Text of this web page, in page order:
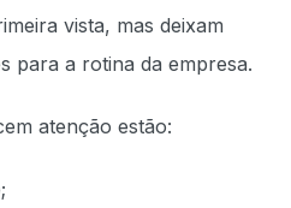
vista, mas deixam
para a rotina da empresa.
atenção estão: